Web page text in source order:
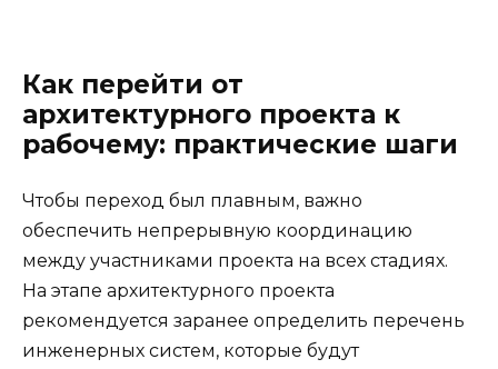
Как перейти от
архитектурного проекта к
рабочему: практические шаги
Чтобы переход был плавным, важно
обеспечить непрерывную координацию
между участниками проекта на всех стадиях.
На этапе архитектурного проекта
рекомендуется заранее определить перечень
инженерных систем, которые будут